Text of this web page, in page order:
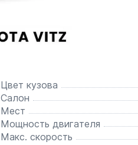
Цвет кузова
Салон
Мест
Мощность двигателя
Макс. скорость